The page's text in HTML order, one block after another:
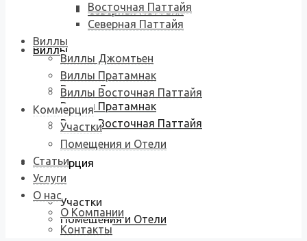
Северная Паттайя
Виллы
Виллы Джомтьен
Виллы Пратамнак
Виллы Восточная Паттайя
Коммерция
Участки
Помещения и Отели
Восточная Паттайя
Северная Паттайя
Виллы
Виллы Джомтьен
Виллы Пратамнак
Виллы Восточная Паттайя
Коммерция
Участки
Помещения и Отели
Статьи
Услуги
О нас
О Компании
Контакты